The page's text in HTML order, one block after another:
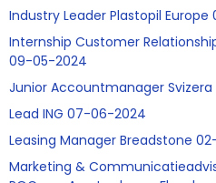
Industry Leader Plastopil
Internship Customer
09-05-2024
Junior Accountmanager Svizera
Lead ING 07-06-2024
Leasing Manager Breadstone
Marketing &